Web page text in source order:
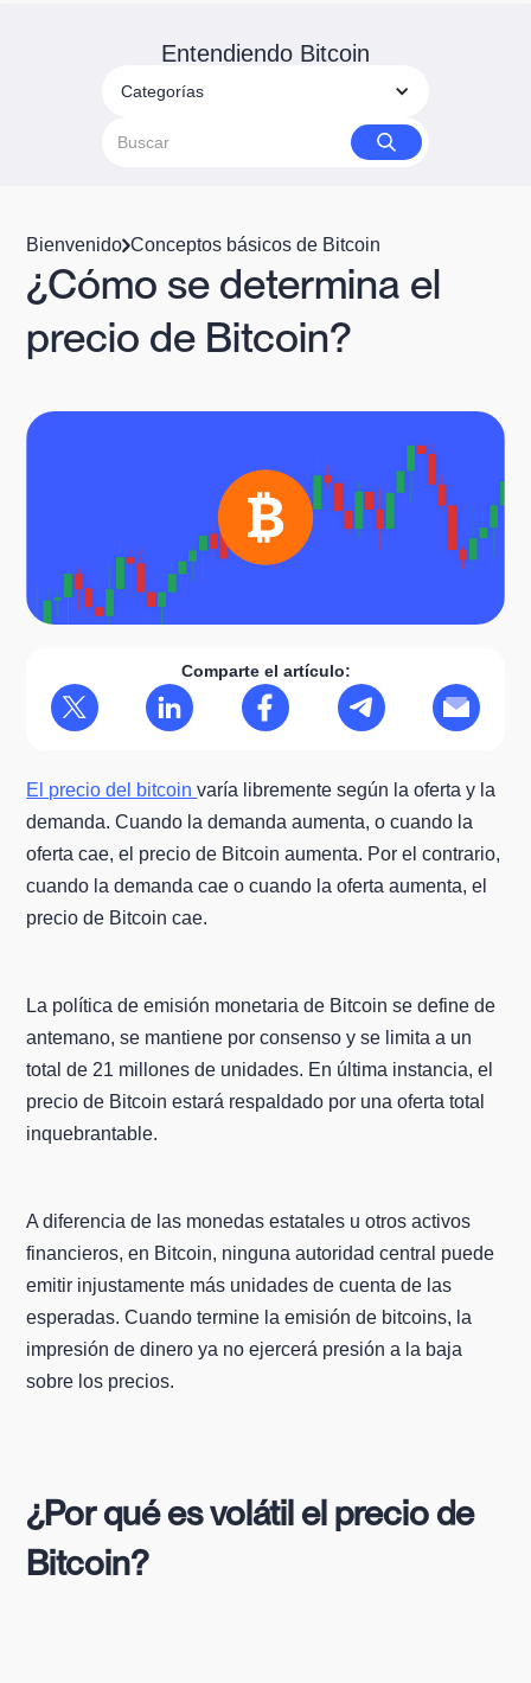
Entendiendo Bitcoin
Categorías
Bienvenido Conceptos básicos de Bitcoin
¿Cómo se determina el
precio de Bitcoin?
Comparte el artículo:
El precio del bitcoinvaría libremente según la oferta y la
demanda. Cuando la demanda aumenta, o cuando la
oferta cae, el precio de Bitcoin aumenta. Por el contrario,
cuando la demanda cae o cuando la oferta aumenta, el
precio de Bitcoin cae.
La política de emisión monetaria de Bitcoin se define de
antemano, se mantiene por consenso y se limita a un
total de 21 millones de unidades. En última instancia, el
precio de Bitcoin estará respaldado por una oferta total
inquebrantable.
A diferencia de las monedas estatales u otros activos
financieros, en Bitcoin, ninguna autoridad central puede
emitir injustamente más unidades de cuenta de las
esperadas. Cuando termine la emisión de bitcoins, la
impresión de dinero ya no ejercerá presión a la baja
sobre los precios.
¿Por qué es volátil el precio de
Bitcoin?